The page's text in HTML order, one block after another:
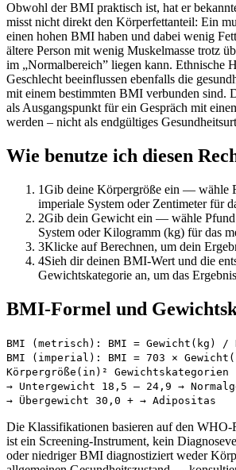
Obwohl der BMI praktisch ist, hat er
misst nicht direkt den Körperfettanteil: Ein
einen hohen BMI haben und dabei wenig
ältere Person mit wenig Muskelmasse trotz
im „Normalbereich” liegen kann. Ethnische
Geschlecht beeinflussen ebenfalls die
mit einem bestimmten BMI verbunden sind.
als Ausgangspunkt für ein Gespräch mit
werden – nicht als endgültiges
Wie benutze ich diesen
1Gib deine Körpergröße ein — wähle
imperiale System oder Zentimeter für
2Gib dein Gewicht ein — wähle Pfund
System oder Kilogramm (kg) für das
3Klicke auf Berechnen, um dein
4Sieh dir deinen BMI-Wert und die
Gewichtskategorie an, um das
BMI-Formel und
BMI (metrisch): BMI = Gewicht(kg) /
BMI (imperial): BMI = 703 ×
Körpergröße(in)² Gewichtskategorien
→ Untergewicht 18,5 – 24,9 →
→ Übergewicht 30,0 + → Adipositas
Die Klassifikationen basieren auf den
ist ein Screening-Instrument, kein
oder niedriger BMI diagnostiziert weder